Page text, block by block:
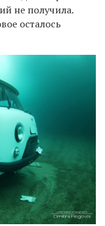
не получила.
осталось